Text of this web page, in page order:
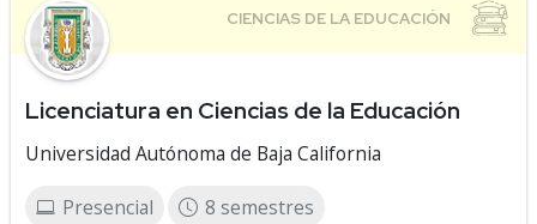
Licenciatura en Ciencias de la Educación
Universidad Autónoma de Baja California
Presencial 8 semestres